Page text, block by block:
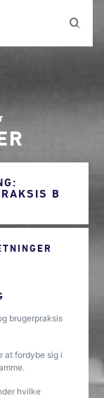
B
brugerpraksis
at fordybe sig i
hvilke